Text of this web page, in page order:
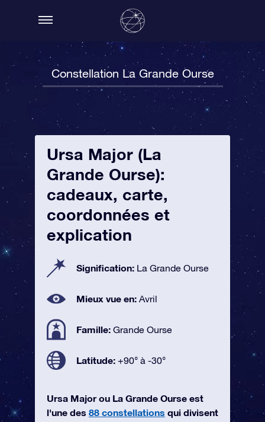
Constellation La Grande Ourse
Ursa Major (La
Grande Ourse):
cadeaux, carte,
coordonnées et
explication
Signification: La Grande Ourse
Mieux vue en: Avril
Famille: Grande Ourse
Latitude: +90° à -30°
Ursa Major ou La Grande Ourse est
l'une des 88 constellations qui divisent